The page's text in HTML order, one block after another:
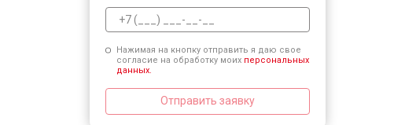
Нажимая на кнопку отправить я даю свое
согласие на обработку моих персональных
данных.
Отправить заявку